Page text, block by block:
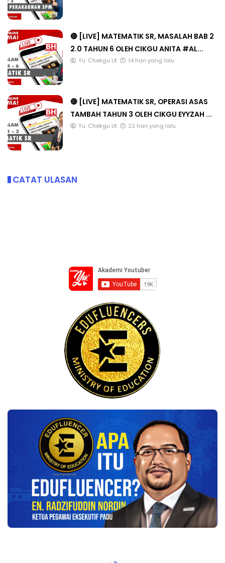
🔴 [LIVE] MATEMATIK SR, MASALAH BAB 2
2.0 TAHUN 6 OLEH CIKGU ANITA #AL...
Yu. Chekgu LK 14 hari yang lalu
🔴 [LIVE] MATEMATIK SR, OPERASI ASAS
TAMBAH TAHUN 3 OLEH CIKGU EYYZAH ...
Yu. Chekgu LK 22 hari yang lalu
CATAT ULASAN